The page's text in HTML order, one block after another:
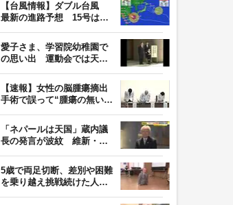
【台風情報】ダブル台風
最新の進路予想 15号は北
愛子さま、学習院幼稚園で
の思い出 運動会では天皇
【速報】女性の脳腫瘍摘出
手術で誤って“腫瘍の無い部
「ネパールは天国」蔵内議
長の発言が波紋 維新・吉
5歳で両足切断、差別や困難
を乗り越え挑戦続けた人